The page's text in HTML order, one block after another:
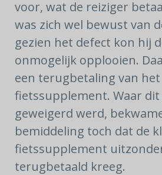
voor, wat de reiziger
was zich wel bewust van
gezien het defect kon hij
onmogelijk opplooien.
een terugbetaling van het
fietssupplement. Waar
geweigerd werd,
bemiddeling toch dat de
fietssupplement
terugbetaald kreeg.